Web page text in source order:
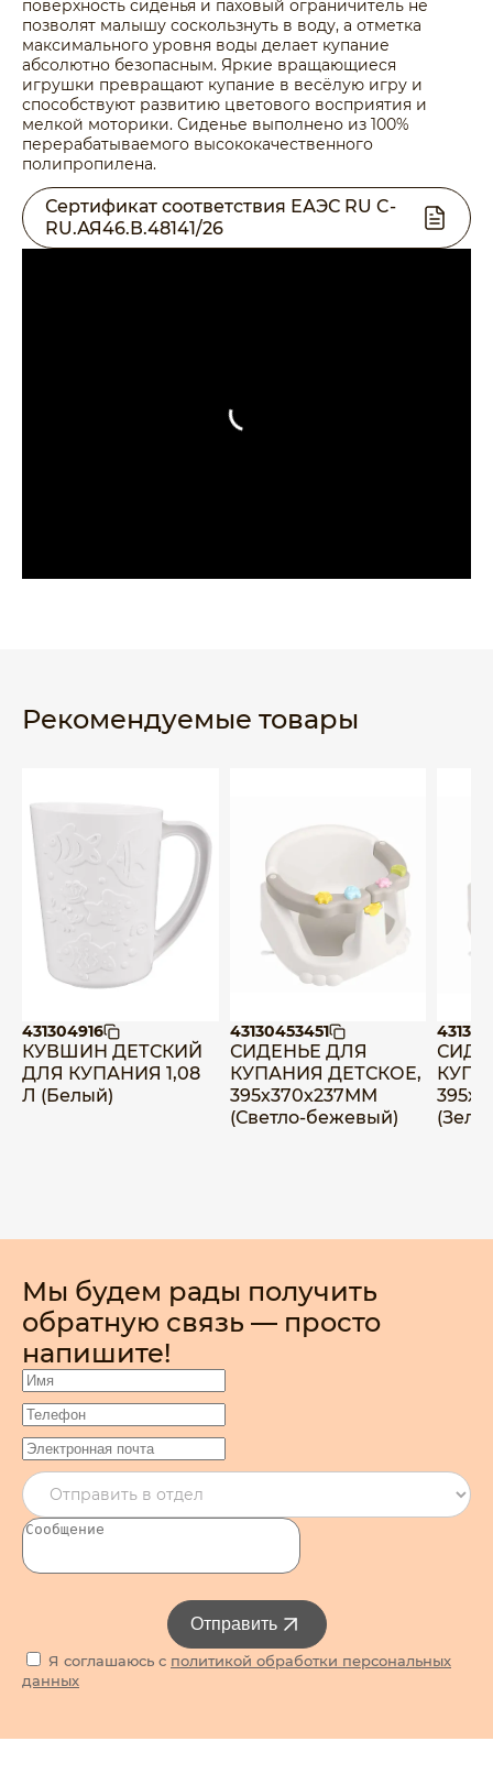
поверхность сиденья и паховый ограничитель не
позволят малышу соскользнуть в воду, а отметка
максимального уровня воды делает купание
абсолютно безопасным. Яркие вращающиеся
игрушки превращают купание в весёлую игру и
способствуют развитию цветового восприятия и
мелкой моторики. Сиденье выполнено из 100%
перерабатываемого высококачественного
полипропилена.
Сертификат соответствия ЕАЭС RU C-
RU.АЯ46.В.48141/26
Рекомендуемые товары
431304916
КУВШИН ДЕТСКИЙ
ДЛЯ КУПАНИЯ 1,08
Л (Белый)
43130453451
СИДЕНЬЕ ДЛЯ
КУПАНИЯ ДЕТСКОЕ,
395х370х237ММ
(Светло-бежевый)
Мы будем рады получить
обратную связь — просто
напишите!
Я соглашаюсь с политикой обработки персональных
данных
Отправить